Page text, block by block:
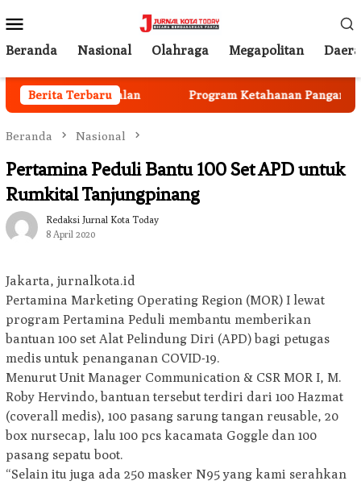
ke
kontenMobile
Beranda Nasional Olahraga Megapolitan
Berita Terbaru
Mulai Berjalan Program Ketahanan Pangan
Beranda Nasional
Pertamina Peduli Bantu 100 Set APD untuk
Rumkital Tanjungpinang
Redaksi Jurnal Kota Today
8 April 2020
Jakarta, jurnalkota.id
Pertamina Marketing Operating Region (MOR) I lewat
program Pertamina Peduli membantu memberikan
bantuan 100 set Alat Pelindung Diri (APD) bagi petugas
medis untuk penanganan COVID-19.
Menurut Unit Manager Communication & CSR MOR I, M.
Roby Hervindo, bantuan tersebut terdiri dari 100 Hazmat
(coverall medis), 100 pasang sarung tangan reusable, 20
box nursecap, lalu 100 pcs kacamata Goggle dan 100
pasang sepatu boot.
“Selain itu juga ada 250 masker N95 yang kami serahkan